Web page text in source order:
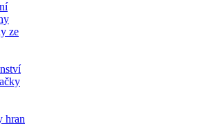
ze
hran
k podavačům